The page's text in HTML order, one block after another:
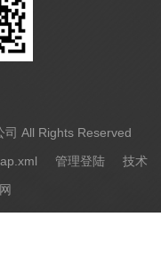
司 All Rights Reserved
管理登陆技术